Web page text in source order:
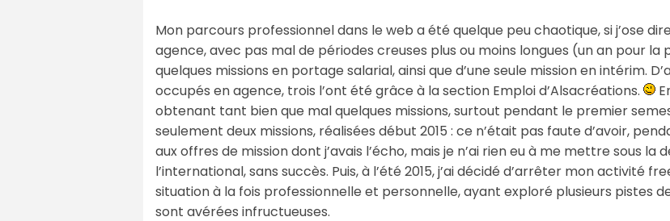
Mon parcours professionnel dans le web a été quelque peu chaotique, si j’ose
agence, avec pas mal de périodes creuses plus ou moins longues (un an pour
quelques missions en portage salarial, ainsi que d’une seule mission en intérim.
occupés en agence, trois l’ont été grâce à la section Emploi d’Alsacréations.
obtenant tant bien que mal quelques missions, surtout pendant le premier
seulement deux missions, réalisées début 2015 : ce n’était pas faute d’avoir,
aux offres de mission dont j’avais l’écho, mais je n’ai rien eu à me mettre sous
l’international, sans succès. Puis, à l’été 2015, j’ai décidé d’arrêter mon activité
situation à la fois professionnelle et personnelle, ayant exploré plusieurs pistes
sont avérées infructueuses.